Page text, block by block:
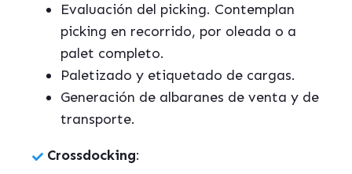
Evaluación del picking. Contemplan
picking en recorrido, por oleada o a
palet completo.
Paletizado y etiquetado de cargas.
Generación de albaranes de venta y de
transporte.
Crossdocking: